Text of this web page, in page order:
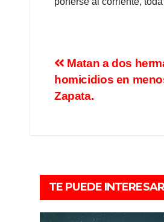
Matan a dos
homicidios en
Zapata.
TE PUEDE INTERESAR